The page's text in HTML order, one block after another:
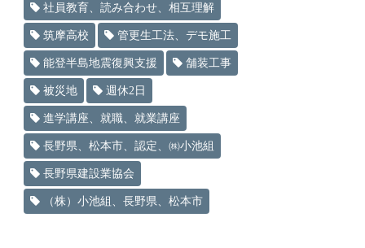
社員教育、読み合わせ、相互理解
筑摩高校 管更生工法、デモ施工
能登半島地震復興支援 舗装工事
被災地 週休2日
進学講座、就職、就業講座
長野県、松本市、認定、㈱小池組
長野県建設業協会
（株）小池組、長野県、松本市